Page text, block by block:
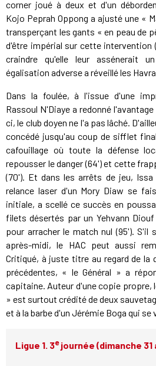
corner joué à deux et d'un
Kojo Peprah Oppong a ajusté une «
transperçant les gants « en peau de
d'être impérial sur cette intervention
craindre qu'elle leur assénerait
égalisation adverse a réveillé les
Dans la foulée, à l'issue d'une
Rassoul N'Diaye a redonné
ci, le club doyen ne l'a pas lâché.
concédé jusqu'au coup de sifflet
cafouillage où toute la défense
repousser le danger (64') et cette
(70'). Et dans les arrêts de jeu,
relance laser d'un Mory Diaw se
initiale, a scellé ce succès en
filets désertés par un Yehvann
pour arracher le match nul (95'). S'il
après-midi, le HAC peut aussi
Critiqué, à juste titre au regard de la
précédentes, « le Général » a
capitaine. Auteur d'une copie propre,
» est surtout crédité de deux
et à la barbe d'un Jérémie Boga qui se
Ligue 1. 3ejournée (dimanche 31